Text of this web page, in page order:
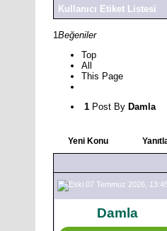
Kullanıcı Etiket Listesi
1Beğeniler
Top
All
This Page
1 Post By Damla
Yeni Konu
07 Temmuz 2026,
Damla